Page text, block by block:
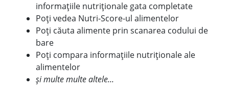
informațiile nutriționale gata completate
Poți vedea Nutri-Score-ul alimentelor
Poți căuta alimente prin scanarea codului de
bare
Poți compara informațiile nutriționale ale
alimentelor
și multe multe altele...